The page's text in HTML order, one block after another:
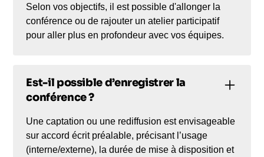
Selon vos objectifs, il est possible d'allonger la
conférence ou de rajouter un atelier participatif
pour aller plus en profondeur avec vos équipes.
Est-il possible d’enregistrer la
conférence ?
Une captation ou une rediffusion est envisageable
sur accord écrit préalable, précisant l’usage
(interne/externe), la durée de mise à disposition et